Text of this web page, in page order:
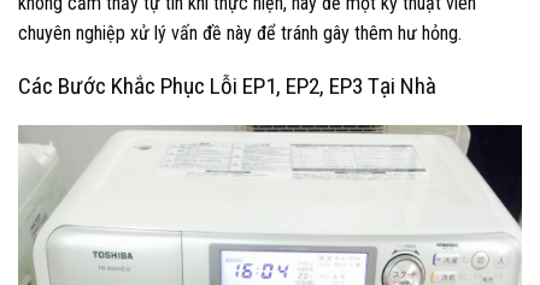
chuyên nghiệp xử lý vấn đề này để tránh gây thêm hư hỏng.
Các Bước Khắc Phục Lỗi EP1, EP2, EP3 Tại Nhà